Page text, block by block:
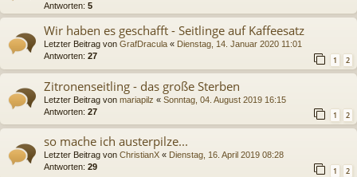
Antworten: 5
Wir haben es geschafft - Seitlinge auf Kaffeesatz
Letzter Beitrag von GrafDracula « Dienstag, 14. Januar 2020 11:01
Antworten: 27 1 2
Zitronenseitling - das große Sterben
Letzter Beitrag von mariapilz « Sonntag, 04. August 2019 16:15
Antworten: 27 1 2
so mache ich austerpilze...
Letzter Beitrag von ChristianX « Dienstag, 16. April 2019 08:28
Antworten: 29 1 2